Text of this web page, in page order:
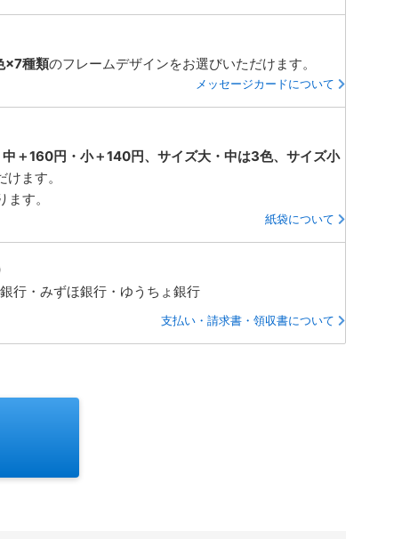
×7種類のフレームデザインをお選びいただけます。
メッセージカードについて
＋160円・小＋140円、サイズ大・中は3色、サイズ小
ます。
す。
紙袋について
行・みずほ銀行・ゆうちょ銀行
支払い・請求書・領収書について